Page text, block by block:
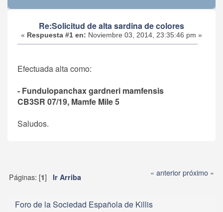
Re:Solicitud de alta sardina de colores
« Respuesta #1 en: Noviembre 03, 2014, 23:35:46 pm »
Efectuada alta como:
- Fundulopanchax gardneri mamfensis
CB3SR 07/19, Mamfe Mile 5
Saludos.
Páginas: [1] Ir Arriba « anteriorpróximo »
Foro de la Sociedad Española de Killis